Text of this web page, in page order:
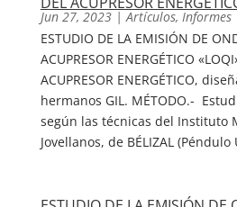
Jun 27, 2023|Artículos, Informes
ESTUDIO DE LA EMISIÓN DE
ACUPRESOR ENERGÉTICO
ACUPRESOR ENERGÉTICO,
hermanos GIL. MÉTODO.-
según las técnicas del Instituto
Jovellanos, de BÉLIZAL